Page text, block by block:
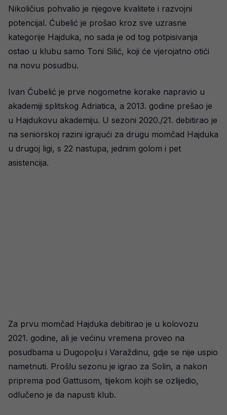
Nikoličius pohvalio je njegove kvalitete i razvojni
potencijal. Ćubelić je prošao kroz sve uzrasne
kategorije Hajduka, no sada je od tog potpisivanja
ostao u klubu samo Toni Silić, koji će vjerojatno otići
na novu posudbu.
Ivan Ćubelić je prve nogometne korake napravio u
akademiji splitskog Adriatica, a 2013. godine prešao je
u Hajdukovu akademiju. U sezoni 2020./21. debitirao je
na seniorskoj razini igrajući za drugu momčad Hajduka
u drugoj ligi, s 22 nastupa, jednim golom i pet
asistencija.
Za prvu momčad Hajduka debitirao je u kolovozu
2021. godine, ali je većinu vremena proveo na
posudbama u Dugopolju i Varaždinu, gdje se nije uspio
nametnuti. Prošlu sezonu je igrao za Solin, a nakon
priprema pod Gattusom, tijekom kojih se ozlijedio,
odlučeno je da napusti klub.